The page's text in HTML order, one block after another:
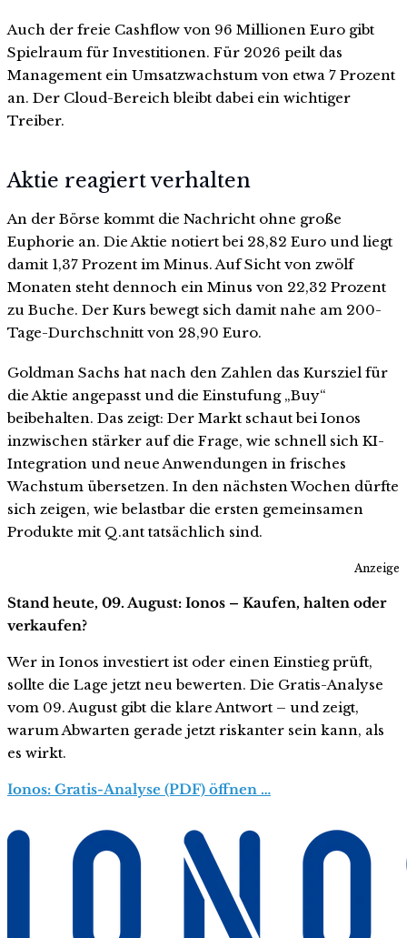
Auch der freie Cashflow von 96 Millionen Euro gibt
Spielraum für Investitionen. Für 2026 peilt das
Management ein Umsatzwachstum von etwa 7 Prozent
an. Der Cloud-Bereich bleibt dabei ein wichtiger
Treiber.
Aktie reagiert verhalten
An der Börse kommt die Nachricht ohne große
Euphorie an. Die Aktie notiert bei 28,82 Euro und liegt
damit 1,37 Prozent im Minus. Auf Sicht von zwölf
Monaten steht dennoch ein Minus von 22,32 Prozent
zu Buche. Der Kurs bewegt sich damit nahe am 200-
Tage-Durchschnitt von 28,90 Euro.
Goldman Sachs hat nach den Zahlen das Kursziel für
die Aktie angepasst und die Einstufung „Buy“
beibehalten. Das zeigt: Der Markt schaut bei Ionos
inzwischen stärker auf die Frage, wie schnell sich KI-
Integration und neue Anwendungen in frisches
Wachstum übersetzen. In den nächsten Wochen dürfte
sich zeigen, wie belastbar die ersten gemeinsamen
Produkte mit Q.ant tatsächlich sind.
Anzeige
Stand heute, 09. August: Ionos – Kaufen, halten oder
verkaufen?
Wer in Ionos investiert ist oder einen Einstieg prüft,
sollte die Lage jetzt neu bewerten. Die Gratis-Analyse
vom 09. August gibt die klare Antwort – und zeigt,
warum Abwarten gerade jetzt riskanter sein kann, als
es wirkt.
Ionos: Gratis-Analyse (PDF) öffnen …